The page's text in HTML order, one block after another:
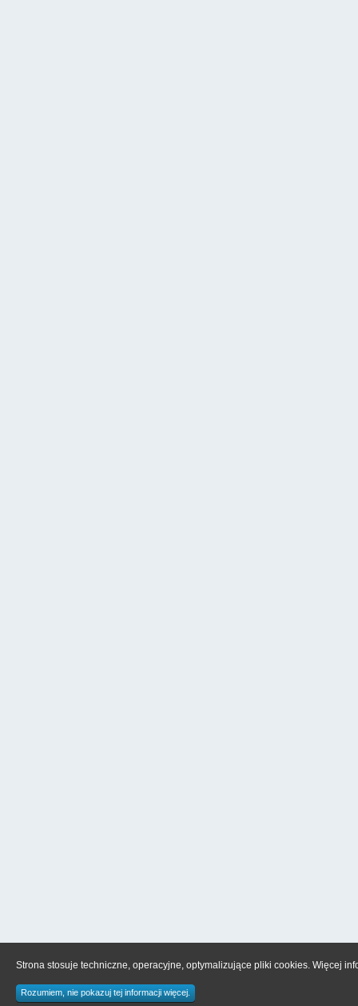
Strona stosuje techniczne, operacyjne, optymalizujące pliki cookies. Więcej
Rozumiem, nie pokazuj tej informacji więcej.